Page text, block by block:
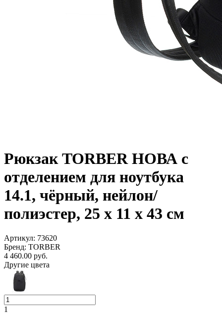
Рюкзак TORBER НОВА с
отделением для ноутбука
14.1, чёрный, нейлон/
полиэстер, 25 х 11 х 43 см
Артикул: 73620
Бренд: TORBER
4 460.00 руб.
Другие цвета
1